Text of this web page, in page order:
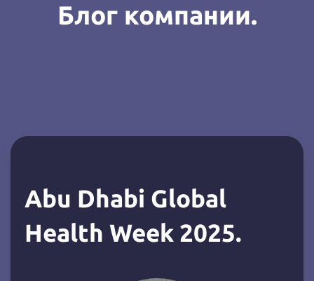
Блог компании.
Abu Dhabi Global
Health Week 2025.